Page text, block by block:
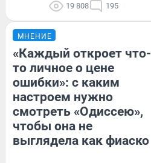
19 808 195
МНЕНИЕ
«Каждый откроет что-
то личное о цене
ошибки»: с каким
настроем нужно
смотреть «Одиссею»,
чтобы она не
выглядела как фиаско